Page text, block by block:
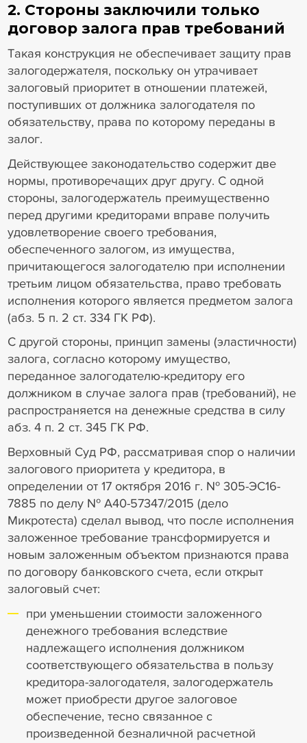
2. Стороны заключили только
договор залога прав требований
Такая конструкция не обеспечивает защиту прав
залогодержателя, поскольку он утрачивает
залоговый приоритет в отношении платежей,
поступивших от должника залогодателя по
обязательству, права по которому переданы в
залог.
Действующее законодательство содержит две
нормы, противоречащих друг другу. С одной
стороны, залогодержатель преимущественно
перед другими кредиторами вправе получить
удовлетворение своего требования,
обеспеченного залогом, из имущества,
причитающегося залогодателю при исполнении
третьим лицом обязательства, право требовать
исполнения которого является предметом залога
(абз. 5 п. 2 ст. 334 ГК РФ).
С другой стороны, принцип замены (эластичности)
залога, согласно которому имущество,
переданное залогодателю-кредитору его
должником в случае залога прав (требований), не
распространяется на денежные средства в силу
абз. 4 п. 2 ст. 345 ГК РФ.
Верховный Суд РФ, рассматривая спор о наличии
залогового приоритета у кредитора, в
определении от 17 октября 2016 г. № 305-ЭС16-
7885 по делу № А40-57347/2015 (дело
Микротеста) сделал вывод, что после исполнения
заложенное требование трансформируется и
новым заложенным объектом признаются права
по договору банковского счета, если открыт
залоговый счет:
при уменьшении стоимости заложенного
денежного требования вследствие
надлежащего исполнения должником
соответствующего обязательства в пользу
кредитора-залогодателя, залогодержатель
может приобрести другое залоговое
обеспечение, тесно связанное с
произведенной безналичной расчетной